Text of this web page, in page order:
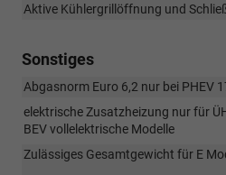
Aktive Kühlergrillöffnung und
Sonstiges
Abgasnorm Euro 6,2 nur bei PHEV
elektrische Zusatzheizung nur für
BEV vollelektrische Modelle
Zulässiges Gesamtgewicht für E